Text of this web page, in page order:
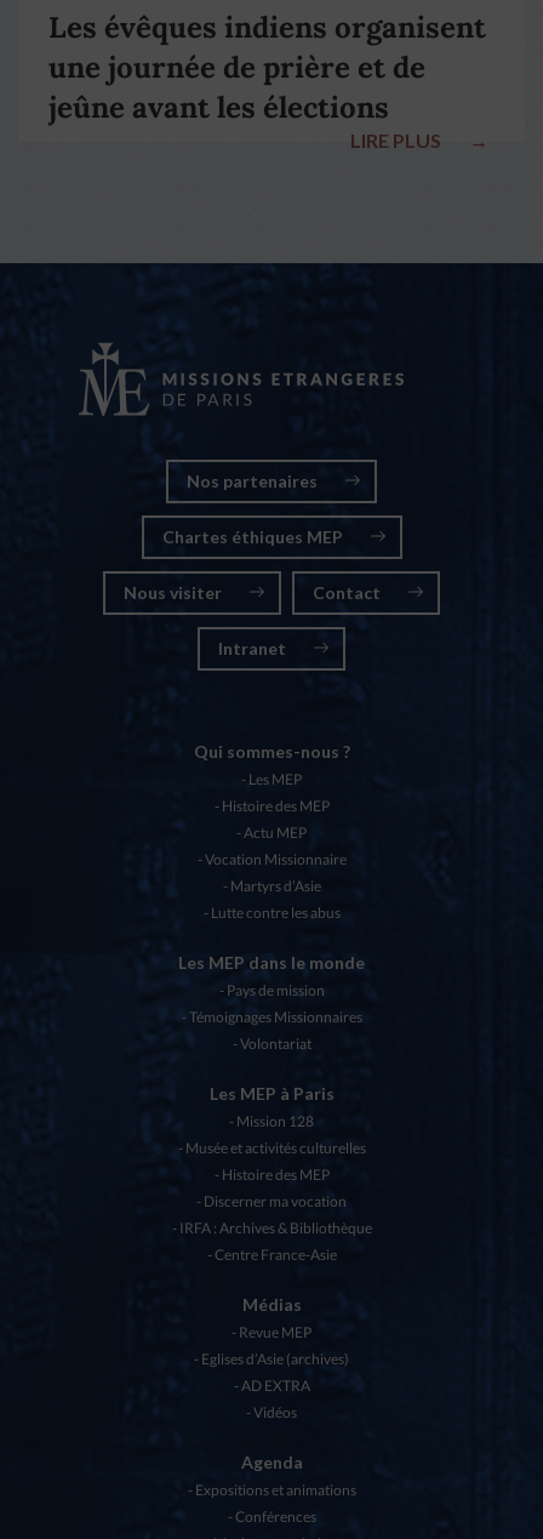
Les évêques indiens organisent
une journée de prière et de
jeûne avant les élections
LIRE PLUS →
Nos partenaires
Chartes éthiques MEP
Nous visiter Contact
Intranet
Qui sommes-nous ?
Les MEP
Histoire des MEP
Actu MEP
Vocation Missionnaire
Martyrs d’Asie
Lutte contre les abus
Les MEP dans le monde
Pays de mission
Témoignages Missionnaires
Volontariat
Les MEP à Paris
Mission 128
Musée et activités culturelles
Histoire des MEP
Discerner ma vocation
IRFA : Archives & Bibliothèque
Centre France-Asie
Médias
Revue MEP
Eglises d’Asie (archives)
AD EXTRA
Vidéos
Agenda
Expositions et animations
Conférences